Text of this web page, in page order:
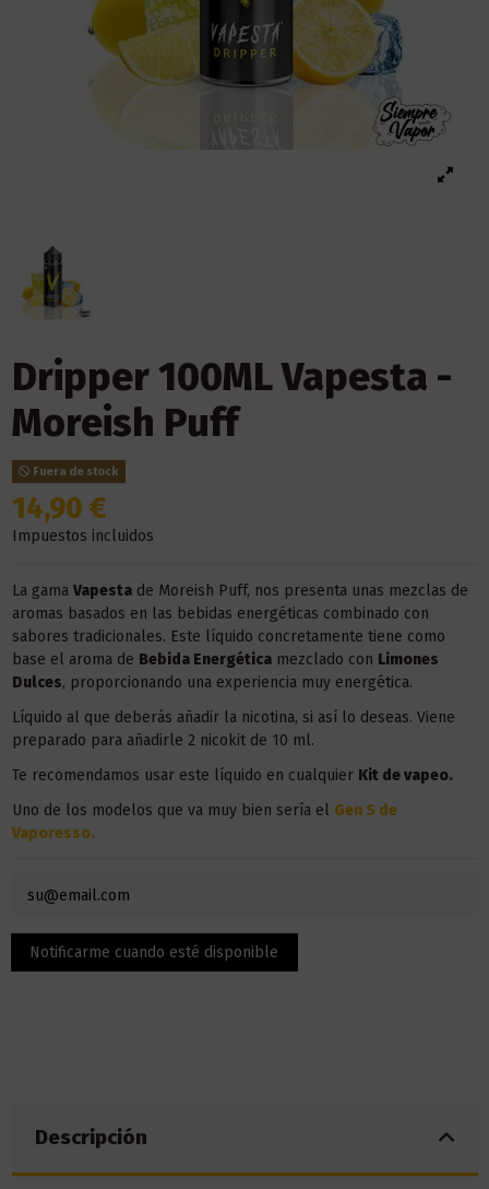
Dripper 100ML Vapesta -
Moreish Puff
Fuera de stock
14,90 €
Impuestos incluidos
La gama Vapestade Moreish Puff, nos presenta unas mezclas de
aromas basados en las bebidas energéticas combinado con
sabores tradicionales. Este líquido concretamente tiene como
base el aroma de Bebida Energéticamezclado con Limones
Dulces, proporcionando una experiencia muy energética.
Líquido al que deberás añadir la nicotina, si así lo deseas. Viene
preparado para añadirle 2 nicokit de 10 ml.
Te recomendamos usar este líquido en cualquier Kit de vapeo.
Uno de los modelos que va muy bien sería el Gen S de
Vaporesso.
Descripción